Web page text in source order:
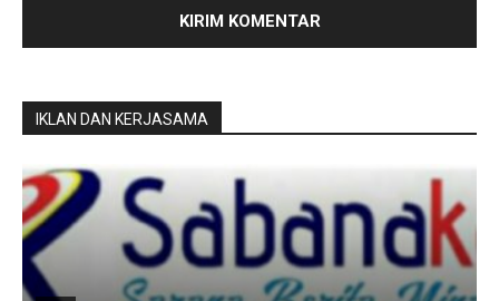
IKLAN DAN KERJASAMA